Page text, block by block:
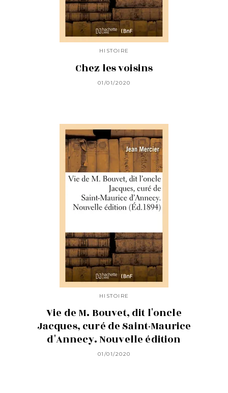
HISTOIRE
Chez les voisins
01/01/2020
HISTOIRE
Vie de M. Bouvet, dit l'oncle
Jacques, curé de Saint-Maurice
d'Annecy. Nouvelle édition
01/01/2020